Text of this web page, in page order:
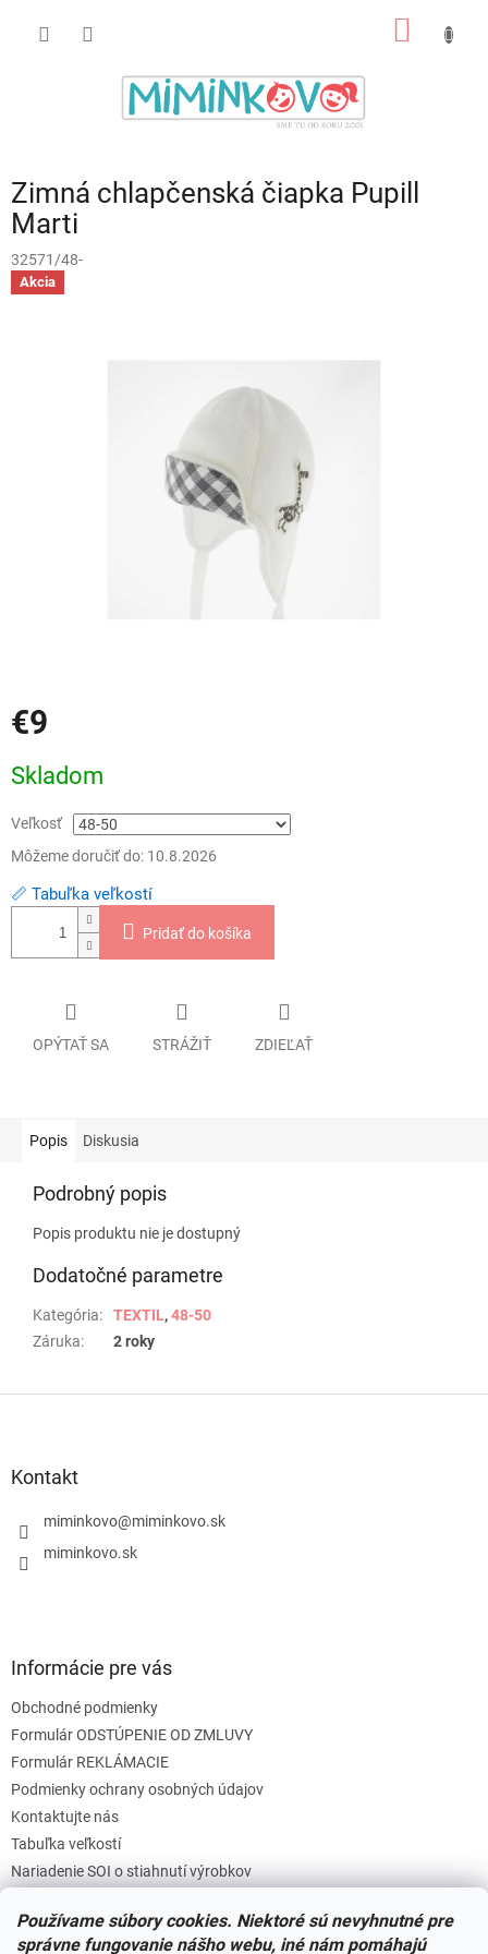
Používame súbory cookies. Niektoré sú nevyhnutné pre
správne fungovanie nášho webu, iné nám pomáhajú
Zimná chlapčenská čiapka Pupill
Marti
32571/48-
Akcia
€9
cena:
Skladom
Veľkosť
Môžeme doručiť do: 10.8.2026
📏 Tabuľka veľkostí
Pridať do košíka
OPÝTAŤ SA STRÁŽIŤ ZDIEĽAŤ
Popis Diskusia
Podrobný popis
Popis produktu nie je dostupný
Dodatočné parametre
Kategória: TEXTIL,48-50
Záruka: 2 roky
Kontakt
miminkovo@miminkovo.sk
miminkovo.sk
Informácie pre vás
Obchodné podmienky
Formulár ODSTÚPENIE OD ZMLUVY
Formulár REKLÁMACIE
Podmienky ochrany osobných údajov
Kontaktujte nás
Tabuľka veľkostí
Nariadenie SOI o stiahnutí výrobkov
Zásady súborov COOKIES